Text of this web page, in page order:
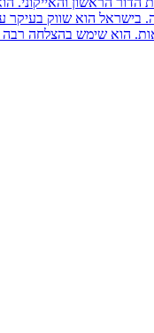
הוא שימש בהצלחה